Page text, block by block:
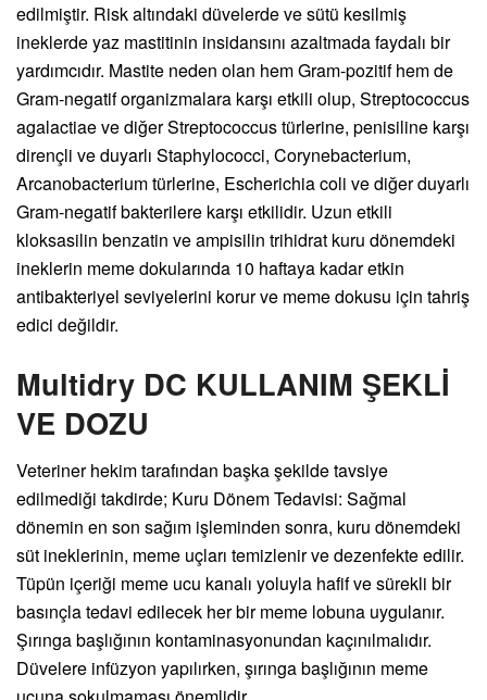
edilmiştir. Risk altındaki düvelerde ve sütü kesilmiş
ineklerde yaz mastitinin insidansını azaltmada faydalı bir
yardımcıdır. Mastite neden olan hem Gram-pozitif hem de
Gram-negatif organizmalara karşı etkili olup, Streptococcus
agalactiae ve diğer Streptococcus türlerine, penisiline karşı
dirençli ve duyarlı Staphylococci, Corynebacterium,
Arcanobacterium türlerine, Escherichia coli ve diğer duyarlı
Gram-negatif bakterilere karşı etkilidir. Uzun etkili
kloksasilin benzatin ve ampisilin trihidrat kuru dönemdeki
ineklerin meme dokularında 10 haftaya kadar etkin
antibakteriyel seviyelerini korur ve meme dokusu için tahriş
edici değildir.
Multidry DC KULLANIM ŞEKLİ
VE DOZU
Veteriner hekim tarafından başka şekilde tavsiye
edilmediği takdirde; Kuru Dönem Tedavisi: Sağmal
dönemin en son sağım işleminden sonra, kuru dönemdeki
süt ineklerinin, meme uçları temizlenir ve dezenfekte edilir.
Tüpün içeriği meme ucu kanalı yoluyla hafif ve sürekli bir
basınçla tedavi edilecek her bir meme lobuna uygulanır.
Şırınga başlığının kontaminasyonundan kaçınılmalıdır.
Düvelere infüzyon yapılırken, şırınga başlığının meme